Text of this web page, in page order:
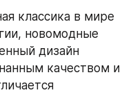
классика в мире
новомодные
дизайн
качеством и